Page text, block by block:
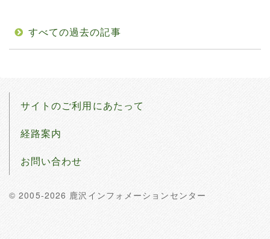
すべての過去の記事
サイトのご利用にあたって
経路案内
お問い合わせ
© 2005-2026 鹿沢インフォメーションセンター